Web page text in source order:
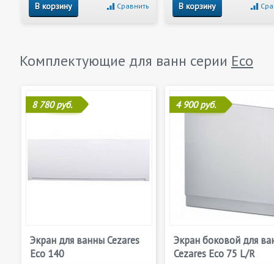
В корзину Сравнить В корзину
Комплектующие для ванн серии Eco
8 780 руб.
Экран для ванны Cezares
Eco 140
4 900 руб.
Экран боковой для
Cezares Eco 75 L/R